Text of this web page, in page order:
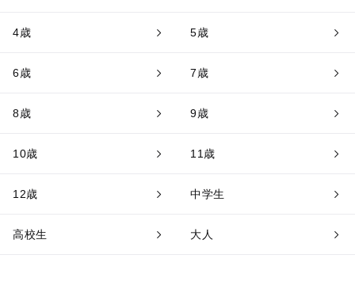
4歳 5歳
6歳 7歳
8歳 9歳
10歳 11歳
12歳 中学生
高校生 大人